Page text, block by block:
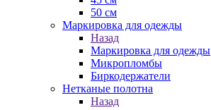
50 см
Маркировка для одежды
Назад
Маркировка для одежды
Микропломбы
Биркодержатели
Нетканые полотна
Назад